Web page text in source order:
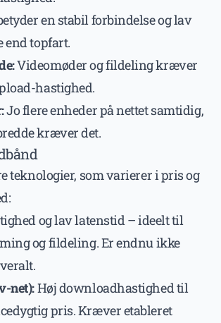
en stabil forbindelse og lav
end topfart.
Videomøder og fildeling kræver
hastighed.
Jo flere enheder på nettet samtidig,
kræver det.
teknologier, som varierer i pris og
og lav latenstid – ideelt til
og fildeling. Er endnu ikke
net):Høj downloadhastighed til
pris. Kræver etableret